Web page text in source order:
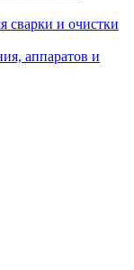
сварки и очистки
аппаратов и